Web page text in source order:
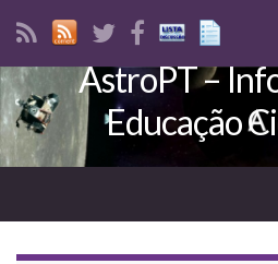
Search for:
AstroPT –
Educação